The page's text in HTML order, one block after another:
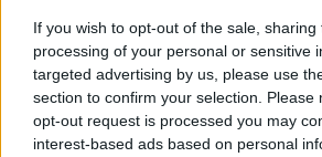
If you wish to opt-out of the sale,
processing of your personal or sensitive
targeted advertising by us, please use
section to confirm your selection. Please
opt-out request is processed you may
interest-based ads based on personal
zjištěna prověřováním. Stanovisko MŽP a
Ředitelé odborů i mluvčí se z ČIŽP
vlastní vůle, řekl Straka
6.8.2026 15:22 (ČTK)